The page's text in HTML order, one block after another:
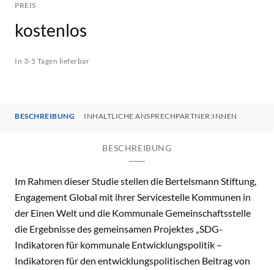
PREIS
kostenlos
In 3-5 Tagen lieferbar
BESCHREIBUNG INHALTLICHE ANSPRECHPARTNER:INNEN
BESCHREIBUNG
Im Rahmen dieser Studie stellen die Bertelsmann Stiftung,
Engagement Global mit ihrer Servicestelle Kommunen in
der Einen Welt und die Kommunale Gemeinschaftsstelle
die Ergebnisse des gemeinsamen Projektes „SDG-
Indikatoren für kommunale Entwicklungspolitik –
Indikatoren für den entwicklungspolitischen Beitrag von